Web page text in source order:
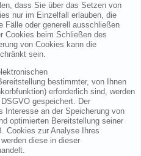
dass Sie über das Setzen von
nur im Einzelfall erlauben, die
Fälle oder generell ausschließen
Cookies beim Schließen des
von Cookies kann die
sein.
bestimmter, von Ihnen
erforderlich sind, werden
gespeichert. Der
Interesse an der Speicherung von
optimierten Bereitstellung seiner
Cookies zur Analyse Ihres
diese in dieser